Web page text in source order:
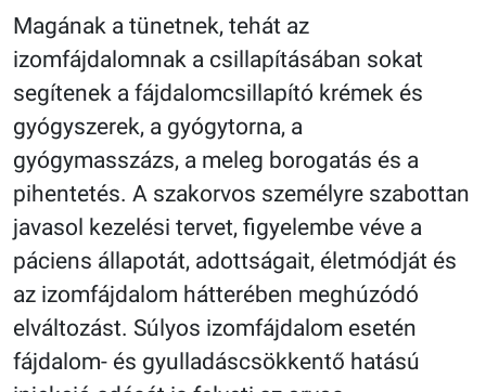
Magának a tünetnek, tehát az
izomfájdalomnak a csillapításában sokat
segítenek a fájdalomcsillapító krémek és
gyógyszerek, a gyógytorna, a
gyógymasszázs, a meleg borogatás és a
pihentetés. A szakorvos személyre szabottan
javasol kezelési tervet, figyelembe véve a
páciens állapotát, adottságait, életmódját és
az izomfájdalom hátterében meghúzódó
elváltozást. Súlyos izomfájdalom esetén
fájdalom- és gyulladáscsökkentő hatású